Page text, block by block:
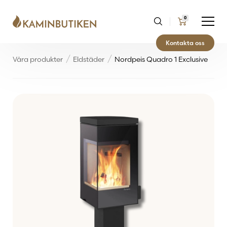
0
Kontakta oss
Våra produkter Eldstäder Nordpeis Quadro 1 Exclusive